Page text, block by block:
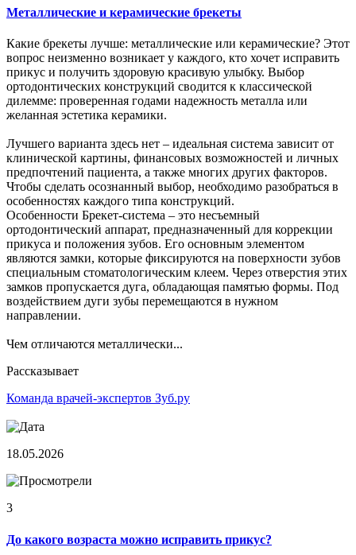
Металлические и керамические брекеты
Какие брекеты лучше: металлические или керамические? Этот
вопрос неизменно возникает у каждого, кто хочет исправить
прикус и получить здоровую красивую улыбку. Выбор
ортодонтических конструкций сводится к классической
дилемме: проверенная годами надежность металла или
желанная эстетика керамики.
Лучшего варианта здесь нет – идеальная система зависит от
клинической картины, финансовых возможностей и личных
предпочтений пациента, а также многих других факторов.
Чтобы сделать осознанный выбор, необходимо разобраться в
особенностях каждого типа конструкций.
Особенности Брекет-система – это несъемный
ортодонтический аппарат, предназначенный для коррекции
прикуса и положения зубов. Его основным элементом
являются замки, которые фиксируются на поверхности зубов
специальным стоматологическим клеем. Через отверстия этих
замков пропускается дуга, обладающая памятью формы. Под
воздействием дуги зубы перемещаются в нужном
направлении.
Чем отличаются металлически...
Рассказывает
Команда врачей-экспертов Зуб.ру
18.05.2026
3
До какого возраста можно исправить прикус?